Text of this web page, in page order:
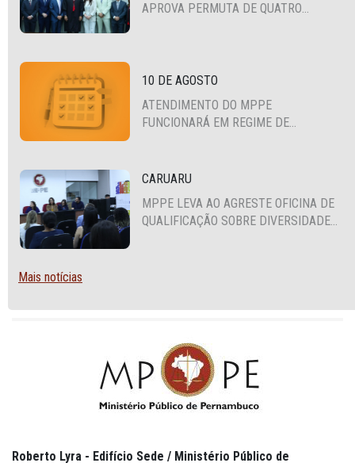
APROVA PERMUTA DE QUATRO
10 DE AGOSTO
ATENDIMENTO DO MPPE
FUNCIONARÁ EM REGIME DE
CARUARU
MPPE LEVA AO AGRESTE OFICINA DE
QUALIFICAÇÃO SOBRE DIVERSIDADE
Mais notícias
Roberto Lyra - Edifício Sede / Ministério Público de